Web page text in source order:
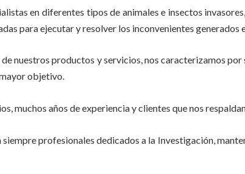
en diferentes tipos de animales e insectos
para ejecutar y resolver los inconvenientes generados
nuestros productos y servicios, nos caracterizamos
objetivo.
muchos años de experiencia y clientes que nos
siempre profesionales dedicados a la Investigación,